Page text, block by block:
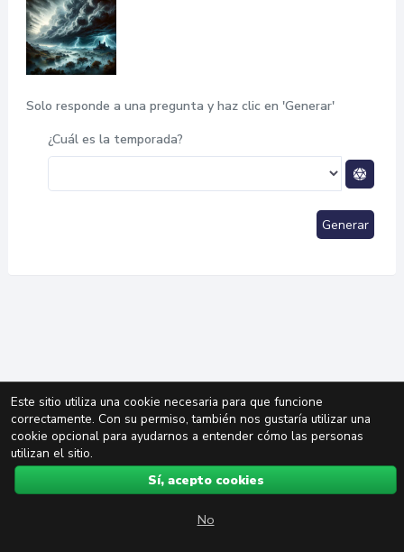
Solo responde a una pregunta y haz clic en 'Generar'
¿Cuál es la temporada?
Generar
Este sitio utiliza una cookie necesaria para que funcione
correctamente. Con su permiso, también nos gustaría utilizar una
cookie opcional para ayudarnos a entender cómo las personas
utilizan el sitio.
Sí, acepto cookies
No